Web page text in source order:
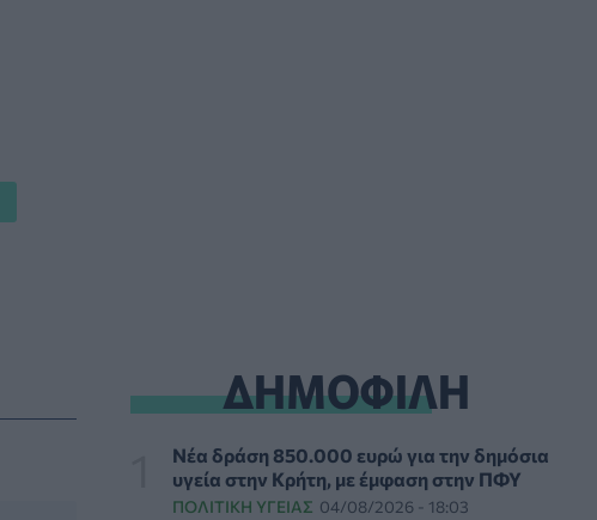
ΕΠΙΚΑΙΡΌΤΗΤΑ 06/08/2026 - 18:38
Διαβητική αμφιβληστροειδοπάθεια:
«Σιωπηλός» κίνδυνος για την όραση των
ασθενών
ΔΗΜΟΦΙΛΗ
Νέα δράση 850.000 ευρώ για την δημόσια
υγεία στην Κρήτη, με έμφαση στην ΠΦΥ
ΠΟΛΙΤΙΚΉ ΥΓΕΊΑΣ 04/08/2026 - 18:03